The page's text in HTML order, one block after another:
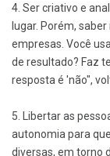
4. Ser criativo e
lugar. Porém,
empresas. Você
de resultado? Faz
resposta é 'não",
5. Libertar as
autonomia para
diversas, em torno